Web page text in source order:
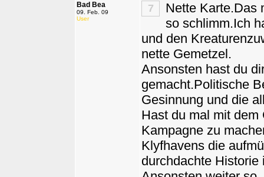
Bad Bea
09. Feb. 09
User
7
Nette Karte.Das
so schlimm.Ich
und den
nette Gemetzel.
Ansonsten hast du
gemacht.Politische
Gesinnung und die
Hast du mal mit
Kampagne zu
Klyfhavens die
durchdachte